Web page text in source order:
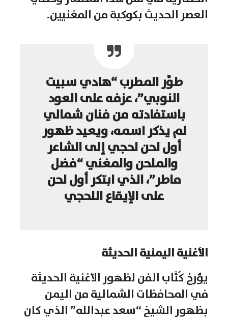
العصر الحديث بكوكبة من المغنيين.
طوَّر المطرب “هادي سبيت
النوبي”، عزفه على العود
باستفادته من فنان شمالي
لم يذكر اسمه، ويعيد ظهور
أول لحن لحجي إلى الشاعر
والملحن والمغني “فضل
ماطر”، الذي ابتكر أول لحن
على الإيقاع اللحجي
الأغنية اليمنية الحديثة
يؤرخ كُتَّاب الفن لظهور الأغنية الحديثة
في المحافظات الشمالية من اليمن
بظهور الشيخ “سعد عبدالله” الذي كان